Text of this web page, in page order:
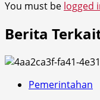
You must be logged
Berita
Pemerintahan